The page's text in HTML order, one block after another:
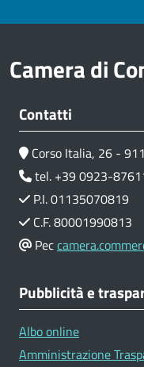
Camera di
Contatti
Corso Italia, 26 -
tel. +39 0923-
P.I. 01135070819
C.F. 80001990813
Pec
Pubblicità e
Albo online
Amministrazione